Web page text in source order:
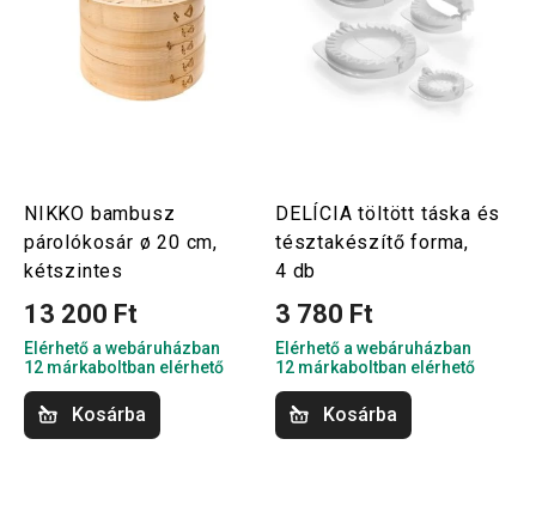
NIKKO bambusz
párolókosár ø 20 cm,
kétszintes
13 200 Ft
Elérhető a webáruházban
12 márkaboltban elérhető
Kosárba
DELÍCIA töltött táska és
tésztakészítő forma,
4 db
3 780 Ft
Elérhető a webáruházban
12 márkaboltban elérhető
Kosárba